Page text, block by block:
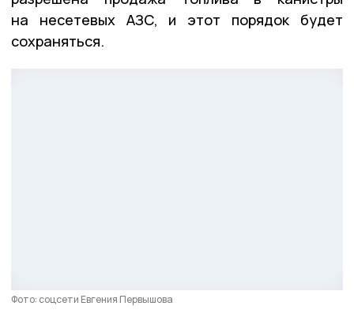
на несетевых АЗС, и этот порядок будет
сохраняться.
Фото: соцсети Евгения Первышова